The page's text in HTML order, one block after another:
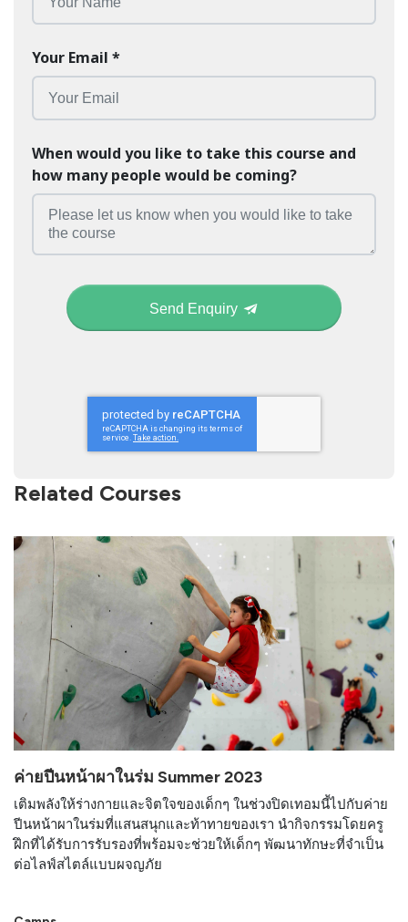
Your Email *
When would you like to take this course and
how many people would be coming?
Send Enquiry
Related Courses
ค่ายปีนหน้าผาในร่ม Summer 2023
เติมพลังให้ร่างกายและจิตใจของเด็กๆ ในช่วงปิดเทอมนี้ไปกับค่าย
ปีนหน้าผาในร่มที่แสนสนุกและท้าทายของเรา นำกิจกรรมโดยครู
ฝึกที่ได้รับการรับรองที่พร้อมจะช่วยให้เด็กๆ พัฒนาทักษะที่จำเป็น
ต่อไลฟ์สไตล์แบบผจญภัย